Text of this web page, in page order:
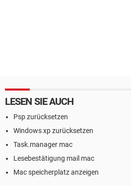
LESEN SIE AUCH
Psp zurücksetzen
Windows xp zurücksetzen
Task.manager mac
Lesebestätigung mail mac
Mac speicherplatz anzeigen